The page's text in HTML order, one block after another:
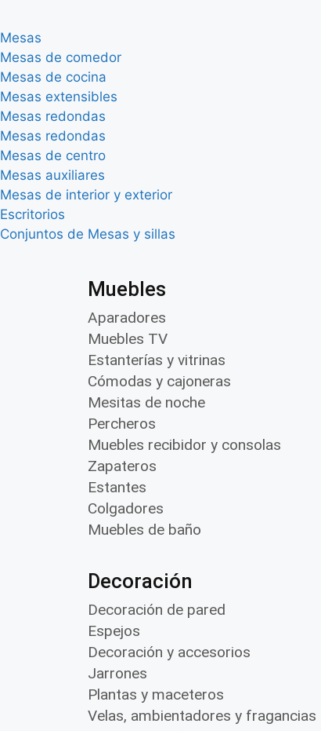
Mesas
Mesas de comedor
Mesas de cocina
Mesas extensibles
Mesas redondas
Mesas redondas
Mesas de centro
Mesas auxiliares
Mesas de interior y exterior
Escritorios
Conjuntos de Mesas y sillas
Muebles
Aparadores
Muebles TV
Estanterías y vitrinas
Cómodas y cajoneras
Mesitas de noche
Percheros
Muebles recibidor y consolas
Zapateros
Estantes
Colgadores
Muebles de baño
Decoración
Decoración de pared
Espejos
Decoración y accesorios
Jarrones
Plantas y maceteros
Velas, ambientadores y fragancias